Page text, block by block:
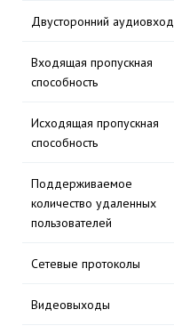
Двусторонний аудиовход
Входящая пропускная
способность
Исходящая пропускная
способность
Поддерживаемое
количество удаленных
пользователей
Сетевые протоколы
Видеовыходы